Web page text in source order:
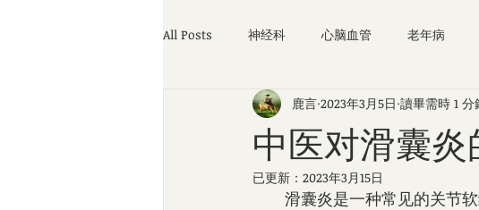
All Posts 神经科 心脑血管 老年病
中医对滑囊
鹿言 2023年3月5日 讀畢需時 1 分
已更新： 2023年3月15日
滑囊炎是一种常见的关节软